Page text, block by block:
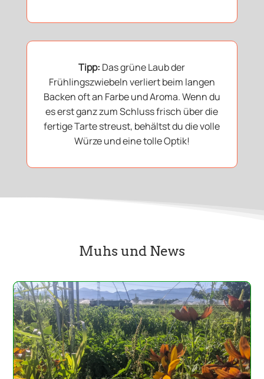
Tipp: Das grüne Laub der
Frühlingszwiebeln verliert beim langen
Backen oft an Farbe und Aroma. Wenn du
es erst ganz zum Schluss frisch über die
fertige Tarte streust, behältst du die volle
Würze und eine tolle Optik!
Muhs und News